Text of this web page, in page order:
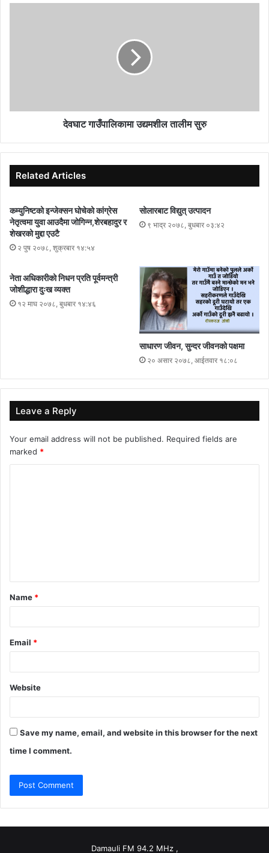
देवघाट गाउँपालिकामा उद्यमशील तालीम सुरु
Related Articles
कम्युनिष्टको इन्जेक्सन घोचेको कांग्रेस
नेतृत्वमा युवा आउदैमा जोगिन्न,शेरबहादुर र
शेखरको मुद्दा एउटै
२ पुष २०७८, शुक्रबार १४:५४
सोलारबाट विद्युत् उत्पादन
९ भाद्र २०७८, बुधबार ०३:४२
नेता अधिकारीको निधन प्रति पूर्वमन्त्री
जोशीद्धारा दुःख व्यक्त
१२ माघ २०७८, बुधबार १४:४६
साधारण जीवन, सुन्दर जीवनको पक्षमा
२० असार २०७८, आईतवार १८:०८
Leave a Reply
Your email address will not be published. Required fields are
marked *
t
*
Name *
Email *
Website
Save my name, email, and website in this browser for the next
time I comment.
Damauli FM 94.2 MHz ,